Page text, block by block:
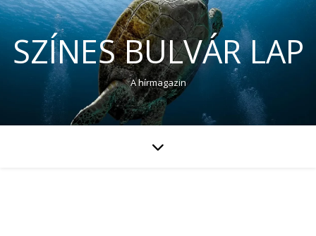
SZÍNES BULVÁR LAP
A hírmagazin